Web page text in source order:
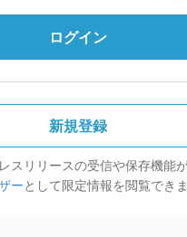
ログイン
新規登録
スリリースの受信や保存機能
ーとして限定情報を閲覧できま